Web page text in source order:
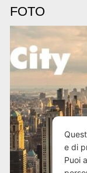
FOTO
e di
Puoi